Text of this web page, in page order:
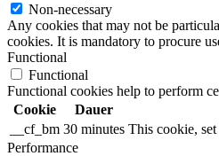
Non-necessary
Any cookies that may not be
cookies. It is mandatory to procure
Functional
Functional
Functional cookies help to perform
Cookie
Dauer
__cf_bm 30 minutes This cookie,
Performance